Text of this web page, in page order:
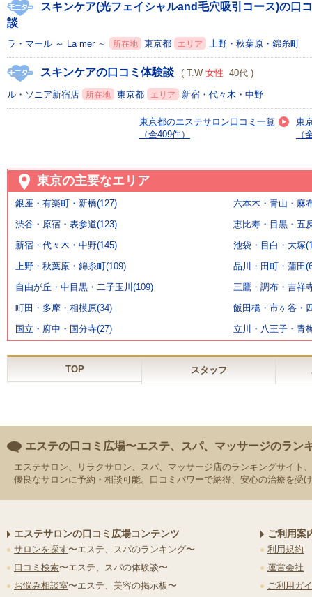
スキンケア(光フェイシャルand毛穴吸引コース)の口
談
ラ・マール ～ La mer ～ 所在地 東京都 エリア 上野・秋葉原・錦糸町
スキンケアの口コミ体験談 ( T.W 女性 40代 )
ル・ソニア新宿店 所在地 東京都 エリア 新宿・代々木・中野
東
（
東京都のエステサロン口コミ一覧
（全409件）
東京の主要なエリア
銀座・有楽町・新橋(127)
六本木・青山・麻
渋谷・原宿・表参道(123)
恵比寿・目黒・五
新宿・代々木・中野(145)
池袋・目白・大塚
上野・秋葉原・錦糸町(109)
品川・田町・蒲田
自由が丘・中目黒・二子玉川(109)
三鷹・調布・吉祥
町田・多摩・相模原(34)
飯田橋・市ヶ谷・
国立・府中・国分寺(27)
立川・八王子・青
TOP スタッフ
エステの口コミ広場〜エステ、スパ、マッサージのラン
エステサロン、リラクサロン、スパ、マッサージ店のランキングサイト
優良なサロンに予約・相談可能。口コミパワーで納得、安心の治療を受
エステサロンの口コミ広場コンテンツ
サロンを探す〜エステ、スパのランキング〜
口コミ検索〜エステ、スパの体験談〜
お悩み相談室〜エステ、美容の掲示板〜
ご利用案
利用規約
運営会社
ご利用ガ